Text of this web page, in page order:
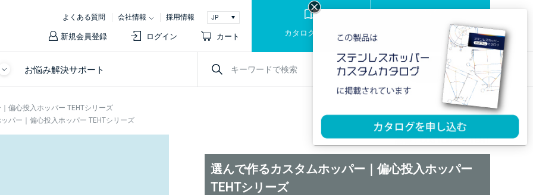
よくある質問 会社情報 採用情報
新規会員登録 ログイン カート カタログ・資料
お問い合わせ
製品の相談
お悩み解決サポート 詳細検索
偏心投入ホッパー TEHTシリーズ
パー｜偏心投入ホッパー TEHTシリーズ
品番：CUSTOMIZE-TEHT
選んで作るカスタムホッパー｜偏心投入ホッパー
TEHTシリーズ